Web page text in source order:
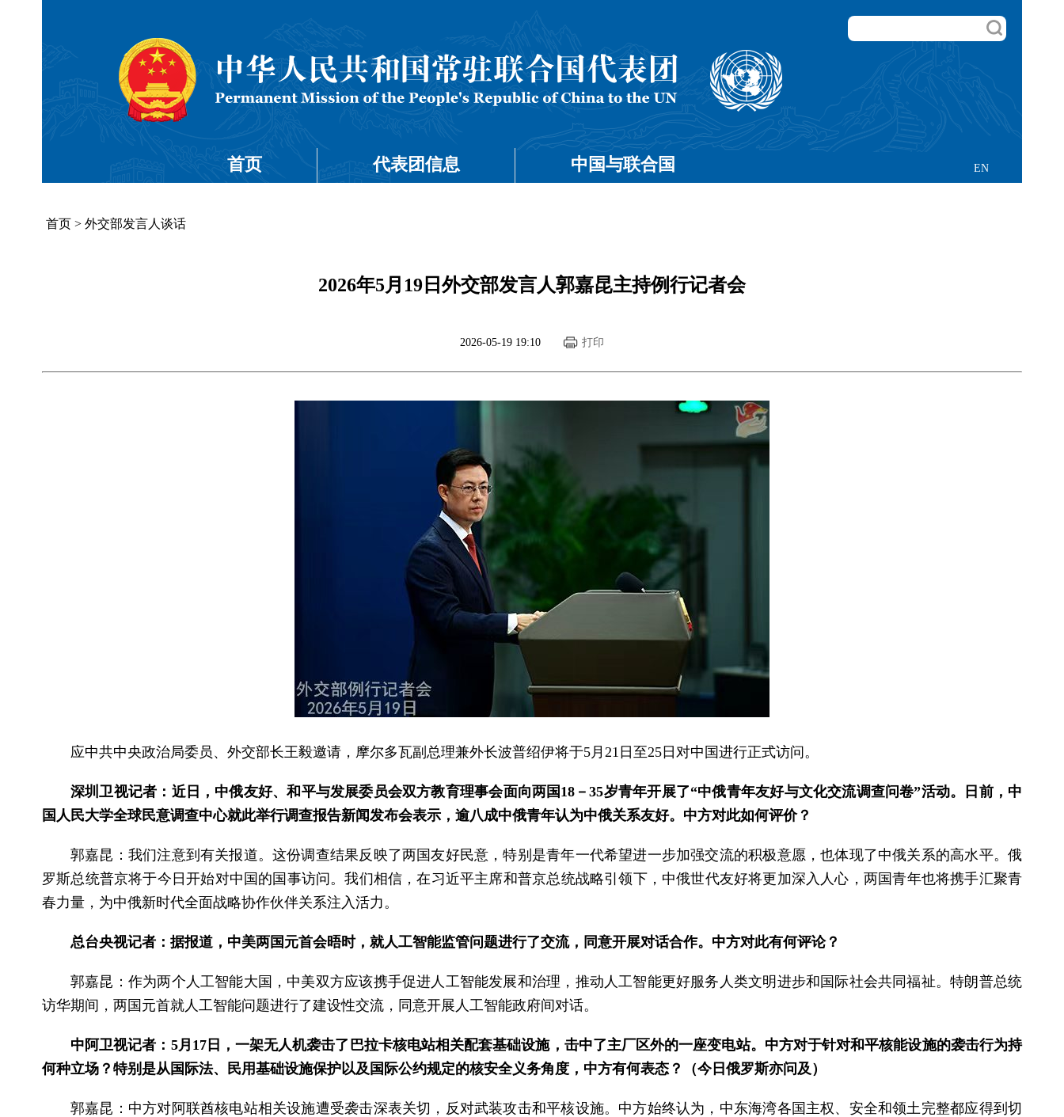
EN
首页 代表团信息 中国与联合国
首页 > 外交部发言人谈话
2026年5月19日外交部发言人郭嘉昆主持例行记者会
2026-05-19 19:10 打印
应中共中央政治局委员、外交部长王毅邀请，摩尔多瓦副总理兼外长波普绍伊将于5月21日至25日对中国进行正式访问。
深圳卫视记者：近日，中俄友好、和平与发展委员会双方教育理事会面向两国18－35岁青年开展了“中俄青年友好与文化交流调查问卷”活动。日前，中
国人民大学全球民意调查中心就此举行调查报告新闻发布会表示，逾八成中俄青年认为中俄关系友好。中方对此如何评价？
郭嘉昆：我们注意到有关报道。这份调查结果反映了两国友好民意，特别是青年一代希望进一步加强交流的积极意愿，也体现了中俄关系的高水平。俄
罗斯总统普京将于今日开始对中国的国事访问。我们相信，在习近平主席和普京总统战略引领下，中俄世代友好将更加深入人心，两国青年也将携手汇聚青
春力量，为中俄新时代全面战略协作伙伴关系注入活力。
总台央视记者：据报道，中美两国元首会晤时，就人工智能监管问题进行了交流，同意开展对话合作。中方对此有何评论？
郭嘉昆：作为两个人工智能大国，中美双方应该携手促进人工智能发展和治理，推动人工智能更好服务人类文明进步和国际社会共同福祉。特朗普总统
访华期间，两国元首就人工智能问题进行了建设性交流，同意开展人工智能政府间对话。
中阿卫视记者：5月17日，一架无人机袭击了巴拉卡核电站相关配套基础设施，击中了主厂区外的一座变电站。中方对于针对和平核能设施的袭击行为持
何种立场？特别是从国际法、民用基础设施保护以及国际公约规定的核安全义务角度，中方有何表态？（今日俄罗斯亦问及）
郭嘉昆：中方对阿联酋核电站相关设施遭受袭击深表关切，反对武装攻击和平核设施。中方始终认为，中东海湾各国主权、安全和领土完整都应得到切